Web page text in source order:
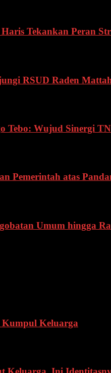
Tekankan Peran
RSUD Raden
Tebo: Wujud Sinergi
Pemerintah atas
Umum hingga
Kumpul Keluarga